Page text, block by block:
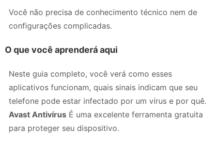
Você não precisa de conhecimento técnico nem de
configurações complicadas.
O que você aprenderá aqui
Neste guia completo, você verá como esses
aplicativos funcionam, quais sinais indicam que seu
telefone pode estar infectado por um vírus e por quê.
Avast Antivírus É uma excelente ferramenta gratuita
para proteger seu dispositivo.